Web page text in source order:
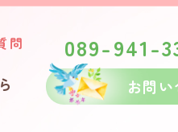
問 089-941-
お問